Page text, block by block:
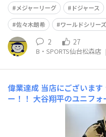
メジャーリーグ
ドジャース
佐々木朗希
ワールドシリーズ
2 27
B・SPORTS仙台松森店
偉業達成 当店にございま
ー！！ 大谷翔平のユニフ
リーグで昨シーズン50ホ
50を達成。ホームラン王
するなど前人未到の記録を